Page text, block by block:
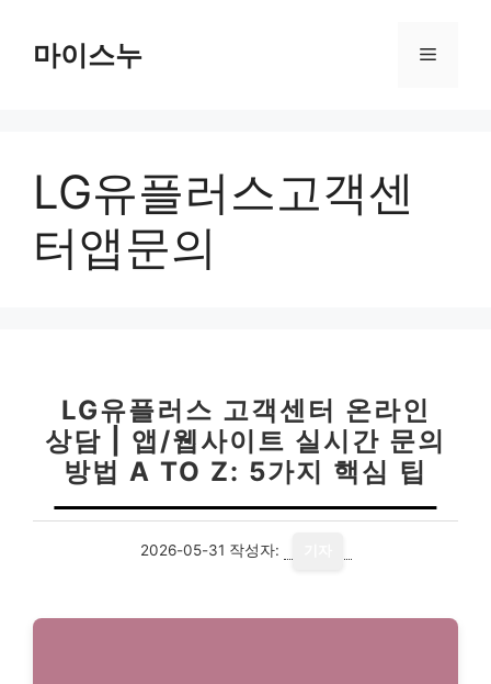
마이스누 메
LG유플러스고객센
터앱문의
LG유플러스 고객센터 온라인
상담 | 앱/웹사이트 실시간 문의
방법 A TO Z: 5가지 핵심 팁
2026-05-31 작성자: